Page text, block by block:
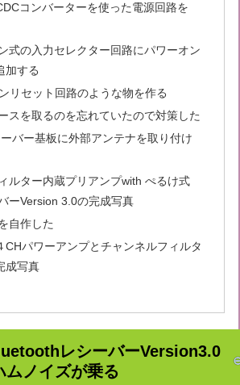
コンバーターを使った電源回路を
式の入力セレクター回路にパワーオン
加する
リセット回路のような物を作る
スを取るのを忘れていたので対策した
バー基板に外部アンテナを取り付け
ルター内蔵プリアンプwith ぺるけ式
ーVersion 3.0の完成写真
自作した
CHパワーアンプとチャンネルフィルタ
成写真
レシーバーVersion3.0
ムノイズが乗る